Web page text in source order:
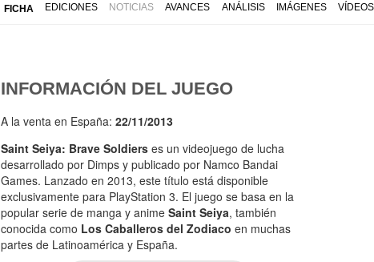
FICHA EDICIONES NOTICIAS AVANCES ANÁLISIS IMÁGENES VÍDEOS
INFORMACIÓN DEL JUEGO
A la venta en España: 22/11/2013
Saint Seiya: Brave Soldiers es un videojuego de lucha
desarrollado por Dimps y publicado por Namco Bandai
Games. Lanzado en 2013, este título está disponible
exclusivamente para PlayStation 3. El juego se basa en la
popular serie de manga y anime Saint Seiya, también
conocida como Los Caballeros del Zodiaco en muchas
partes de Latinoamérica y España.